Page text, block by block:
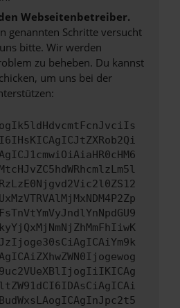
Webseitenbetreiber.
genannten Schritte versucht
bitte. Wir werden
zu beheben. Du kannst
um uns bei der